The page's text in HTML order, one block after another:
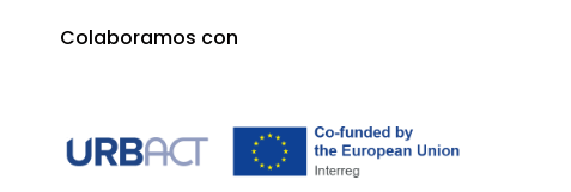
Colaboramos con